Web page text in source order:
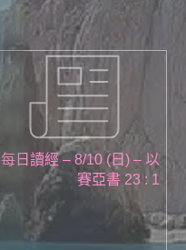
每日讀經 – 8/10 (日) – 以
賽亞書 23 : 1